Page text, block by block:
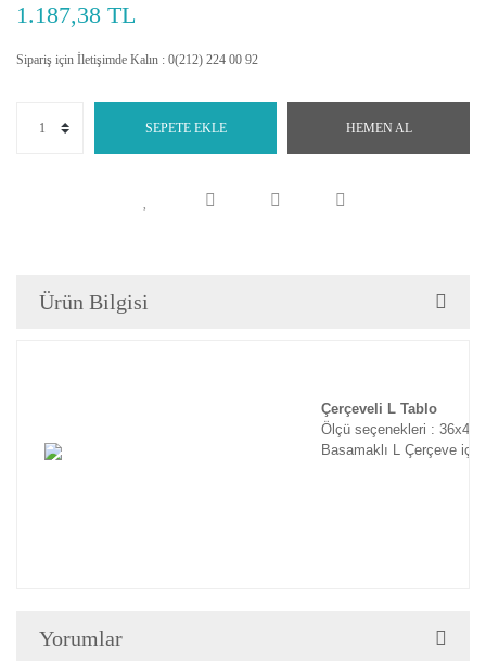
1.187,38 TL
Sipariş için İletişimde Kalın : 0(212) 224 00 92
SEPETE EKLE HEMEN AL
Ürün Bilgisi
Çerçeveli L Tablo
Ölçü seçenekleri :
Basamaklı L Çerçeve
Yorumlar